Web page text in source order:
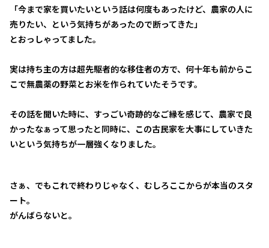
「今まで家を買いたいという話は何度もあったけど、農家の人に
売りたい、という気持ちがあったので断ってきた」
とおっしゃってました。
実は持ち主の方は超先駆者的な移住者の方で、何十年も前からこ
こで無農薬の野菜とお米を作られていたそうです。
その話を聞いた時に、すっごい奇跡的なご縁を感じて、農家で良
かったなぁって思ったと同時に、この古民家を大事にしていきた
いという気持ちが一層強くなりました。
さぁ、でもこれで終わりじゃなく、むしろここからが本当のスタ
ート。
がんばらないと。